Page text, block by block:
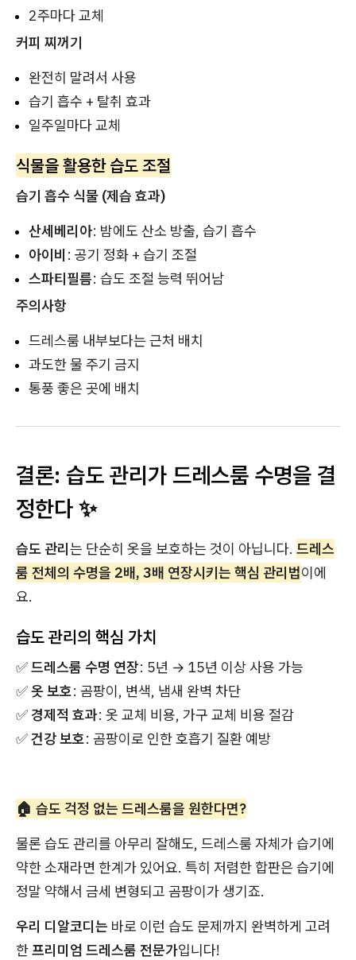
2주마다 교체
커피 찌꺼기
완전히 말려서 사용
습기 흡수 + 탈취 효과
일주일마다 교체
식물을 활용한 습도 조절
습기 흡수 식물 (제습 효과)
산세베리아: 밤에도 산소 방출, 습기 흡수
아이비 : 공기 정화 + 습기 조절
스파티필름: 습도 조절 능력 뛰어남
주의사항
드레스룸 내부보다는 근처 배치
과도한 물 주기 금지
통풍 좋은 곳에 배치
결론: 습도 관리가 드레스룸 수명을 결
정한다 ✨
습도 관리는 단순히 옷을 보호하는 것이 아닙니다. 드레스
룸 전체의 수명을 2배, 3배 연장시키는 핵심 관리법이에
요.
습도 관리의 핵심 가치
✅드레스룸 수명 연장: 5년 → 15년 이상 사용 가능
✅옷 보호: 곰팡이, 변색, 냄새 완벽 차단
✅경제적 효과: 옷 교체 비용, 가구 교체 비용 절감
✅건강 보호: 곰팡이로 인한 호흡기 질환 예방
🏠 습도 걱정 없는 드레스룸을 원한다면?
물론 습도 관리를 아무리 잘해도, 드레스룸 자체가 습기에
약한 소재라면 한계가 있어요. 특히 저렴한 합판은 습기에
정말 약해서 금세 변형되고 곰팡이가 생기죠.
우리 디알코디는 바로 이런 습도 문제까지 완벽하게 고려
한프리미엄 드레스룸 전문가입니다!